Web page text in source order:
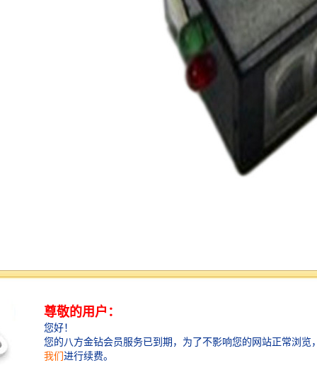
光电开关能够测量的距离范围有多大？
光电开关的测量距离范围由其发射元件和接收元件的灵
敏度和距离决定，一般在几毫米到数米之间。